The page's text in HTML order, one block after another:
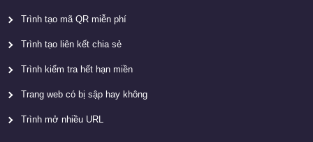
Trình tạo mã QR miễn phí
Trình tạo liên kết chia sẻ
Trình kiểm tra hết hạn miền
Trang web có bị sập hay không
Trình mở nhiều URL